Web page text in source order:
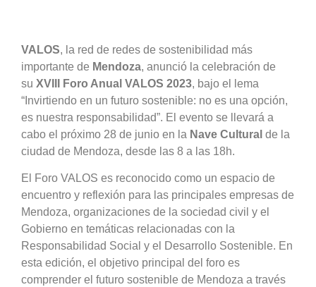
VALOS, la red de redes de sostenibilidad más
importante de Mendoza, anunció la celebración de
su XVIII Foro Anual VALOS 2023, bajo el lema
“Invirtiendo en un futuro sostenible: no es una opción,
es nuestra responsabilidad”. El evento se llevará a
cabo el próximo 28 de junio en la Nave Cultural de la
ciudad de Mendoza, desde las 8 a las 18h.
El Foro VALOS es reconocido como un espacio de
encuentro y reflexión para las principales empresas de
Mendoza, organizaciones de la sociedad civil y el
Gobierno en temáticas relacionadas con la
Responsabilidad Social y el Desarrollo Sostenible. En
esta edición, el objetivo principal del foro es
comprender el futuro sostenible de Mendoza a través